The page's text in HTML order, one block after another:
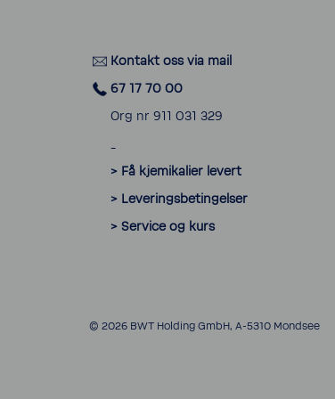
Kontakt oss via mail
67 17 70 00
Org nr 911 031 329
> Få kjemikalier levert
> Leveringsbetingelser
> Service og kurs
© 2026 BWT Holding GmbH, A-5310 Mondsee